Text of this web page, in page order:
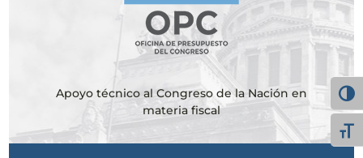
Apoyo técnico al Congreso de la Nación en
materia fiscal